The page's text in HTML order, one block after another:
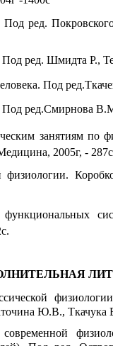
Под ред.
Под ред. Шмидта Р.,
Под
Под ред.Смирнова
занятиям
2005г, - 287с
физиологии.
функциональных
Ю.В.,